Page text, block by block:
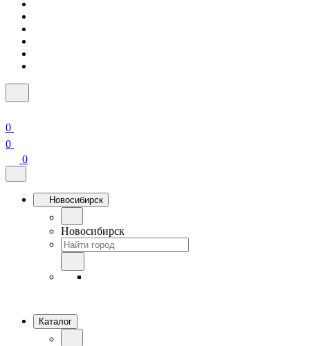
0
0
0
Новосибирск
Новосибирск
Каталог